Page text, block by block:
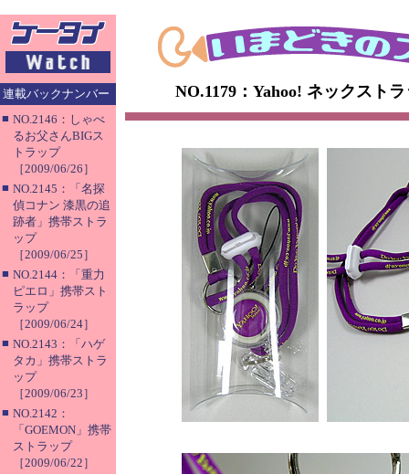
連載バックナンバー
■ NO.2146：しゃべ
るお父さんBIGス
トラップ
［2009/06/26］
■ NO.2145：「名探
偵コナン 漆黒の追
跡者」携帯ストラ
ップ
［2009/06/25］
■ NO.2144：「重力
ピエロ」携帯スト
ラップ
［2009/06/24］
■ NO.2143：「ハゲ
タカ」携帯ストラ
ップ
［2009/06/23］
■ NO.2142：
「GOEMON」携帯
ストラップ
［2009/06/22］
NO.1179：Yahoo! ネックスト